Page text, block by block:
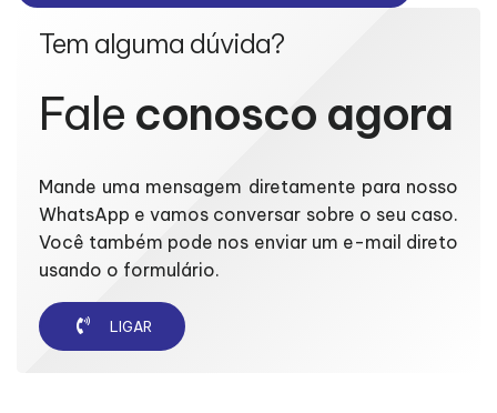
Tem alguma dúvida?
Fale conosco agora
Mande uma mensagem diretamente para nosso
WhatsApp e vamos conversar sobre o seu caso.
Você também pode nos enviar um e-mail direto
usando o formulário.
LIGAR